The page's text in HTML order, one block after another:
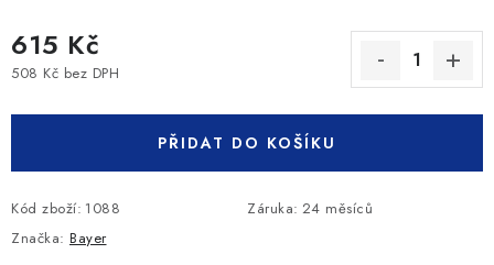
615 Kč
508 Kč bez DPH
PŘIDAT DO KOŠÍKU
Kód zboží: 1088 Záruka: 24 měsíců
Značka: Bayer